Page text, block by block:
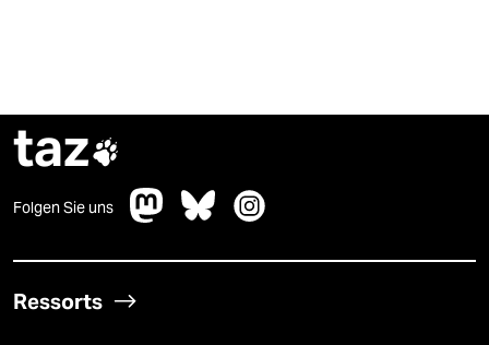
taz
Folgen Sie uns
Ressorts